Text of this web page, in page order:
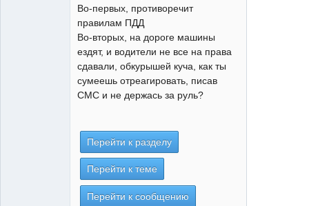
Во-первых, противоречит
правилам ПДД
Во-вторых, на дороге машины
ездят, и водители не все на права
сдавали, обкурышей куча, как ты
сумеешь отреагировать, писав
СМС и не держась за руль?
Перейти к разделу
Перейти к теме
Перейти к сообщению